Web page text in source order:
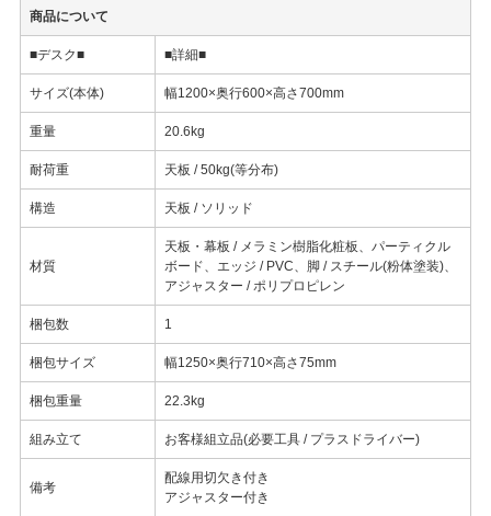
商品について
■デスク■ ■詳細■
サイズ(本体) 幅1200×奥行600×高さ700mm
重量 20.6kg
耐荷重 天板 / 50kg(等分布)
構造 天板 / ソリッド
材質
天板・幕板 / メラミン樹脂化粧板、パーティクル
ボード、エッジ / PVC、脚 / スチール(粉体塗装)、
アジャスター / ポリプロピレン
梱包数 1
梱包サイズ 幅1250×奥行710×高さ75mm
梱包重量 22.3kg
組み立て お客様組立品(必要工具 / プラスドライバー)
備考
配線用切欠き付き
アジャスター付き